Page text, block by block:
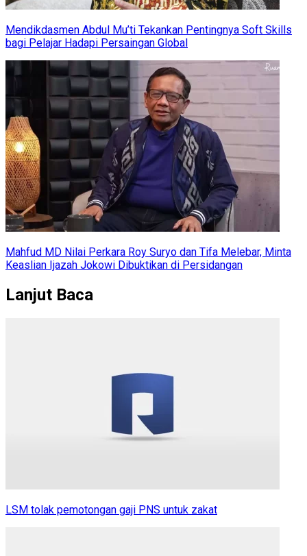
Mendikdasmen Abdul Mu’ti Tekankan Pentingnya Soft Skills
bagi Pelajar Hadapi Persaingan Global
Mahfud MD Nilai Perkara Roy Suryo dan Tifa Melebar, Minta
Keaslian Ijazah Jokowi Dibuktikan di Persidangan
Lanjut Baca
LSM tolak pemotongan gaji PNS untuk zakat